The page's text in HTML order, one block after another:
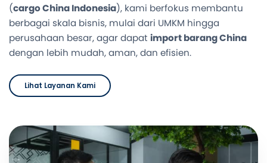
(cargo China Indonesia), kami berfokus membantu
berbagai skala bisnis, mulai dari UMKM hingga
perusahaan besar, agar dapat import barang China
dengan lebih mudah, aman, dan efisien.
Lihat Layanan Kami